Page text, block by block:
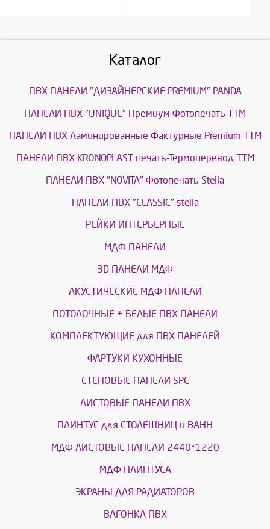
Каталог
ПВХ ПАНЕЛИ "ДИЗАЙНЕРСКИЕ PREMIUM" PANDA
ПАНЕЛИ ПВХ "UNIQUE" Премиум Фотопечать ТТМ
ПАНЕЛИ ПВХ Ламинированные Фактурные Premium ТТМ
ПАНЕЛИ ПВХ KRONOPLAST печать-Термоперевод ТТМ
ПАНЕЛИ ПВХ "NOVITA" Фотопечать Stella
ПАНЕЛИ ПВХ "CLASSIC" stella
РЕЙКИ ИНТЕРЬЕРНЫЕ
МДФ ПАНЕЛИ
3D ПАНЕЛИ МДФ
АКУСТИЧЕСКИЕ МДФ ПАНЕЛИ
ПОТОЛОЧНЫЕ + БЕЛЫЕ ПВХ ПАНЕЛИ
КОМПЛЕКТУЮЩИЕ для ПВХ ПАНЕЛЕЙ
ФАРТУКИ КУХОННЫЕ
СТЕНОВЫЕ ПАНЕЛИ SPC
ЛИСТОВЫЕ ПАНЕЛИ ПВХ
ПЛИНТУС для СТОЛЕШНИЦ и ВАНН
МДФ ЛИСТОВЫЕ ПАНЕЛИ 2440*1220
МДФ ПЛИНТУСА
ЭКРАНЫ ДЛЯ РАДИАТОРОВ
ВАГОНКА ПВХ